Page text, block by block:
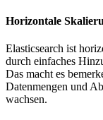
Horizontale
Elasticsearch ist
durch einfaches
Das macht es
Datenmengen und
wachsen.